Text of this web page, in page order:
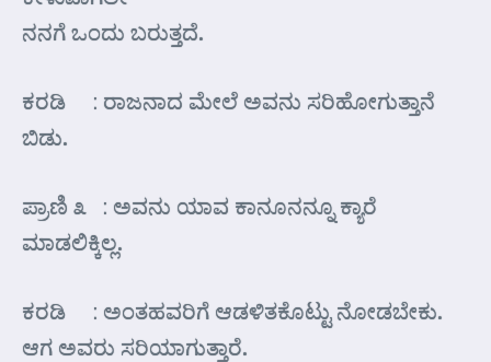
ನನಗೆ ಒಂದು ಬರುತ್ತದೆ.
ಕರಡಿ : ರಾಜನಾದ ಮೇಲೆ ಅವನು ಸರಿಹೋಗುತ್ತಾನೆ
ಬಿಡು.
ಪ್ರಾಣಿ ೩ : ಅವನು ಯಾವ ಕಾನೂನನ್ನೂ ಕ್ಯಾರೆ
ಮಾಡಲಿಕ್ಕಿಲ್ಲ.
ಕರಡಿ : ಅಂತಹವರಿಗೆ ಆಡಳಿತಕೊಟ್ಟು ನೋಡಬೇಕು.
ಆಗ ಅವರು ಸರಿಯಾಗುತ್ತಾರೆ.